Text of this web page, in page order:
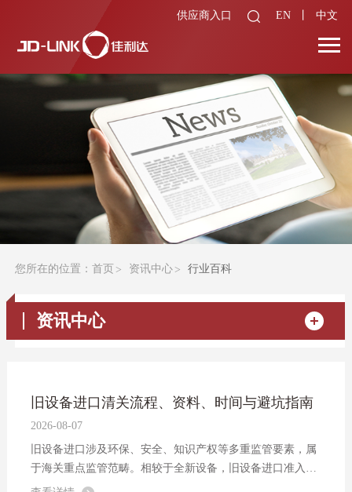
供应商入口 EN 中文
您所在的位置： 首页 资讯中心 行业百科
资讯中心
旧设备进口清关流程、资料、时间与避坑指南
2026-08-07
旧设备进口涉及环保、安全、知识产权等多重监管要素，属
于海关重点监管范畴。相较于全新设备，旧设备进口准入条
件更为严苛。本文系统梳理了旧设备进口清关流程、资料、